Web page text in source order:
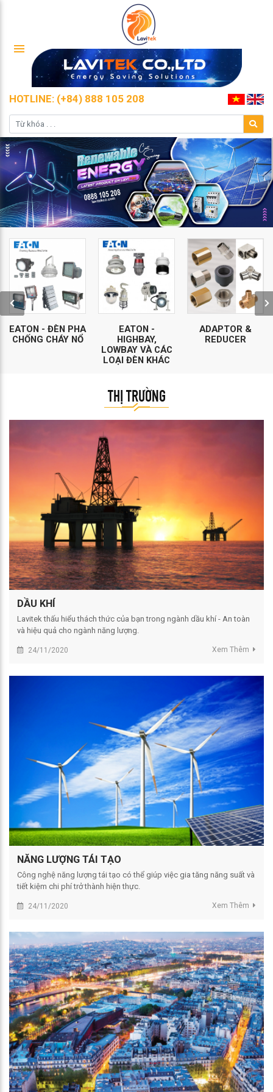
HOTLINE: (+84) 888 105 208
EATON - ĐÈN PHA
CHỐNG CHÁY NỔ
EATON -
HIGHBAY,
LOWBAY VÀ CÁC
LOẠI ĐÈN KHÁC
ADAPTOR &
REDUCER
THỊ TRƯỜNG
DẦU KHÍ
Lavitek thấu hiểu thách thức của bạn trong ngành dầu khí - An toàn
và hiệu quả cho ngành năng lượng.
24/11/2020 Xem Thêm
NĂNG LƯỢNG TÁI TẠO
Công nghệ năng lượng tái tạo có thể giúp việc gia tăng năng suất và
tiết kiệm chi phí trở thành hiện thực.
24/11/2020 Xem Thêm